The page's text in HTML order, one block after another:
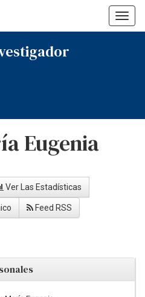
Eugenia
Ver Las Estadísticas
Feed RSS